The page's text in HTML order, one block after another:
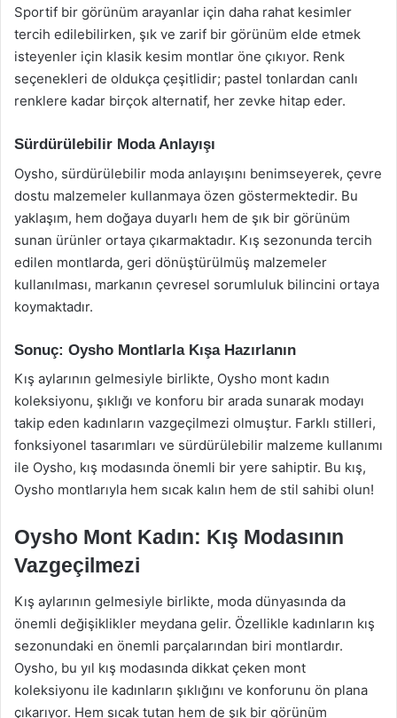
Sportif bir görünüm arayanlar için daha rahat kesimler
tercih edilebilirken, şık ve zarif bir görünüm elde etmek
isteyenler için klasik kesim montlar öne çıkıyor. Renk
seçenekleri de oldukça çeşitlidir; pastel tonlardan canlı
renklere kadar birçok alternatif, her zevke hitap eder.
Sürdürülebilir Moda Anlayışı
Oysho, sürdürülebilir moda anlayışını benimseyerek, çevre
dostu malzemeler kullanmaya özen göstermektedir. Bu
yaklaşım, hem doğaya duyarlı hem de şık bir görünüm
sunan ürünler ortaya çıkarmaktadır. Kış sezonunda tercih
edilen montlarda, geri dönüştürülmüş malzemeler
kullanılması, markanın çevresel sorumluluk bilincini ortaya
koymaktadır.
Sonuç: Oysho Montlarla Kışa Hazırlanın
Kış aylarının gelmesiyle birlikte, Oysho mont kadın
koleksiyonu, şıklığı ve konforu bir arada sunarak modayı
takip eden kadınların vazgeçilmezi olmuştur. Farklı stilleri,
fonksiyonel tasarımları ve sürdürülebilir malzeme kullanımı
ile Oysho, kış modasında önemli bir yere sahiptir. Bu kış,
Oysho montlarıyla hem sıcak kalın hem de stil sahibi olun!
Oysho Mont Kadın: Kış Modasının
Vazgeçilmezi
Kış aylarının gelmesiyle birlikte, moda dünyasında da
önemli değişiklikler meydana gelir. Özellikle kadınların kış
sezonundaki en önemli parçalarından biri montlardır.
Oysho, bu yıl kış modasında dikkat çeken mont
koleksiyonu ile kadınların şıklığını ve konforunu ön plana
çıkarıyor. Hem sıcak tutan hem de şık bir görünüm